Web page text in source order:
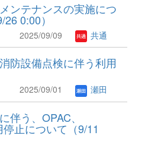
ンテナンスの実施につ
0:00）
2025/09/09 共通
防設備点検に伴う利用
2025/09/01 瀬田
伴う、OPAC、
止について（9/11